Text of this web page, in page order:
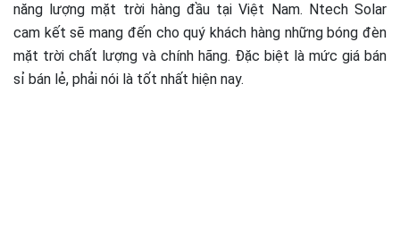
năng lượng mặt trời hàng đầu tại Việt Nam. Ntech Solar
cam kết sẽ mang đến cho quý khách hàng những bóng đèn
mặt trời chất lượng và chính hãng. Đặc biệt là mức giá bán
sỉ bán lẻ, phải nói là tốt nhất hiện nay.